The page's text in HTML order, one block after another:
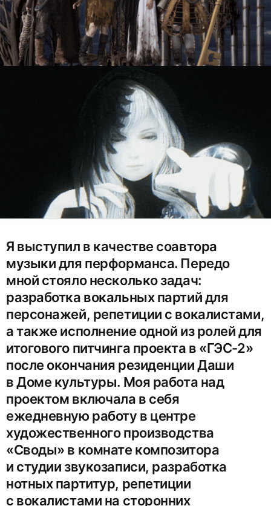
Я выступил в качестве соавтора
музыки для перформанса. Передо
мной стояло несколько задач:
разработка вокальных партий для
персонажей, репетиции с вокалистами,
а также исполнение одной из ролей для
итогового питчинга проекта в «ГЭС-2»
после окончания резиденции Даши
в Доме культуры. Моя работа над
проектом включала в себя
ежедневную работу в центре
художественного производства
«Своды» в комнате композитора
и студии звукозаписи, разработка
нотных партитур, репетиции
с вокалистами на сторонних